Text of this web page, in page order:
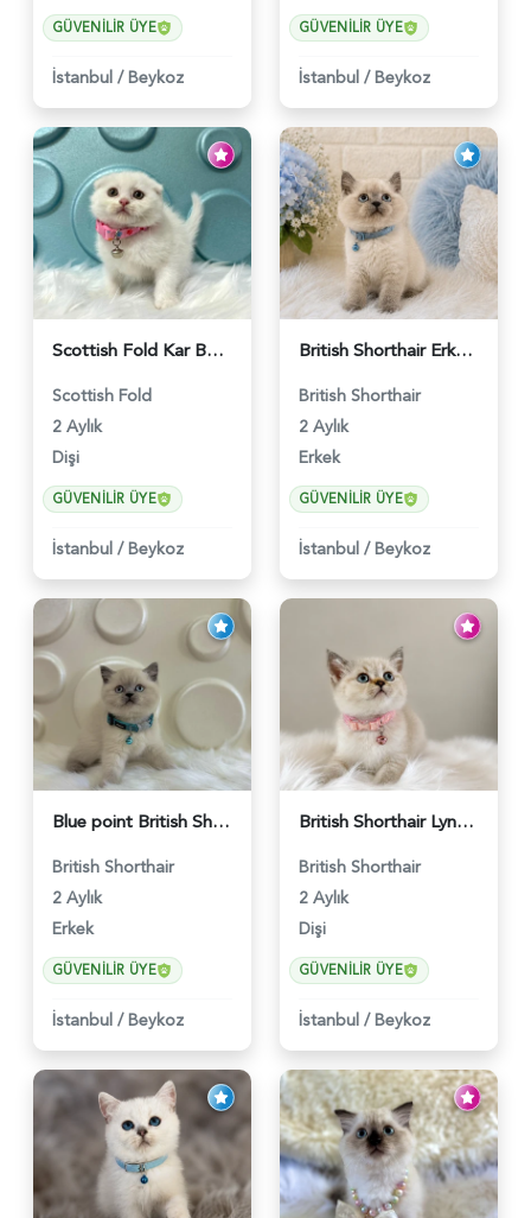
GÜVENILIR ÜYE
İstanbul / Beykoz
GÜVENILIR ÜYE
İstanbul / Beykoz
Scottish Fold Kar Beyazı Dişi 2 Aylık - 2980
Scottish Fold
2 Aylık
Dişi
GÜVENILIR ÜYE
İstanbul / Beykoz
British Shorthair Erkek Bluepoint 2 Aylık - 4448
British Shorthair
2 Aylık
Erkek
GÜVENILIR ÜYE
İstanbul / Beykoz
Blue point British Shorthair Kedim 2 Aylık - 4132
British Shorthair
2 Aylık
Erkek
GÜVENILIR ÜYE
İstanbul / Beykoz
British Shorthair Lynx Point Dişi Yavrumuz Yuva Arıyor - 5148
British Shorthair
2 Aylık
Dişi
GÜVENILIR ÜYE
İstanbul / Beykoz